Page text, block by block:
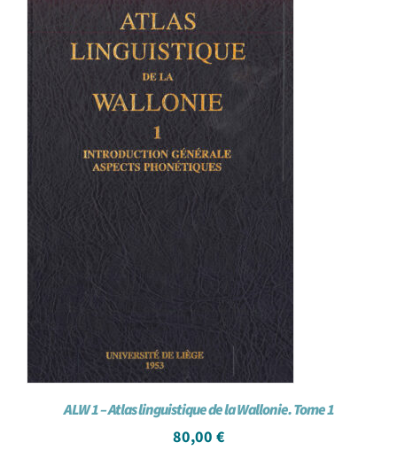
ALW 1 – Atlas linguistique de la Wallonie. Tome 1
80,00 €